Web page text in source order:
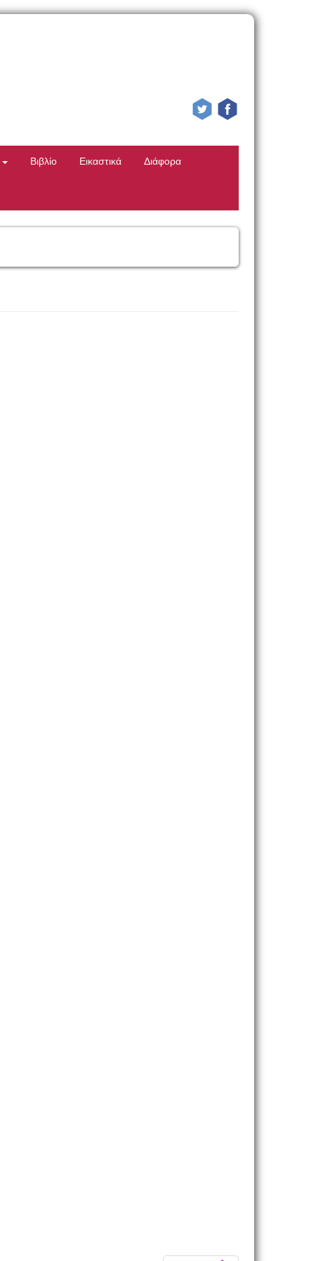
Βιβλίο Εικαστικά Διάφορα